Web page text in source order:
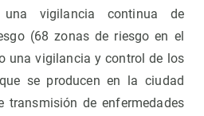
vigilancia continua de
(68 zonas de riesgo en el
una vigilancia y control de los
se producen en la ciudad
transmisión de enfermedades